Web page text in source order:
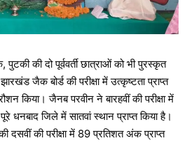
पुटकी की दो ‌पूर्ववर्ती छात्राओं को भी पुरस्कृत
जैक‌‌ बोर्ड ‌की परीक्षा में उत्कृष्टता प्राप्त
किया। जैनब परवीन ने बारहवीं की परीक्षा में
धनबाद जिले में सातवां स्थान प्राप्त किया है।
दसवीं ‌की परीक्षा में 89 प्रतिशत अंक प्राप्त